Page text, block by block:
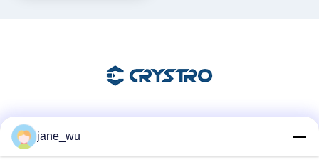
jane_wu